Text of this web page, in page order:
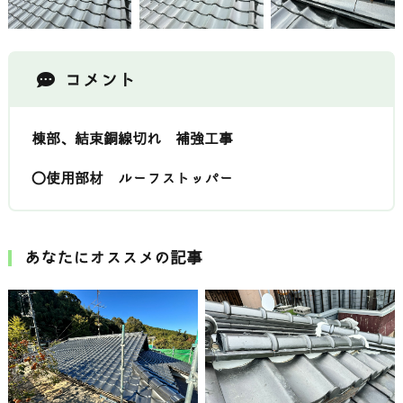
コメント
棟部、結束銅線切れ 補強工事
〇使用部材 ルーフストッパー
あなたにオススメの記事